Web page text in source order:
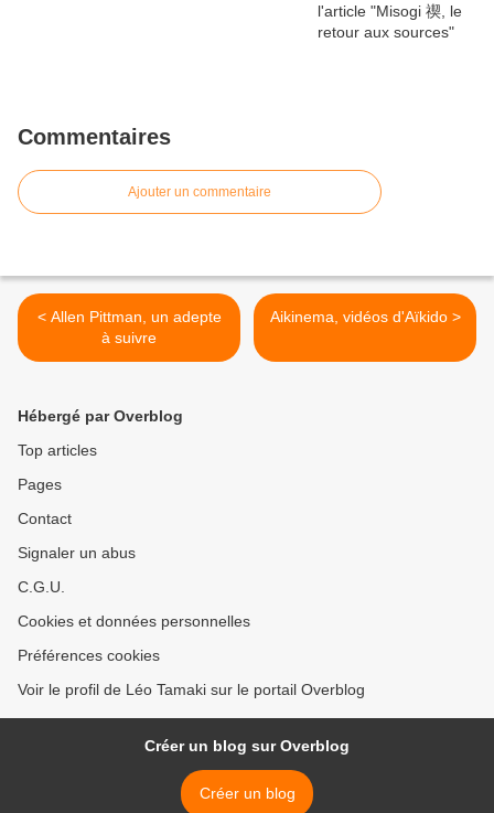
Commentaires
Ajouter un commentaire
< Allen Pittman, un adepte
à suivre
Aikinema, vidéos d'Aïkido >
Hébergé par Overblog
Top articles
Pages
Contact
Signaler un abus
C.G.U.
Cookies et données personnelles
Préférences cookies
Voir le profil de Léo Tamaki sur le portail Overblog
Créer un blog sur Overblog
Créer un blog